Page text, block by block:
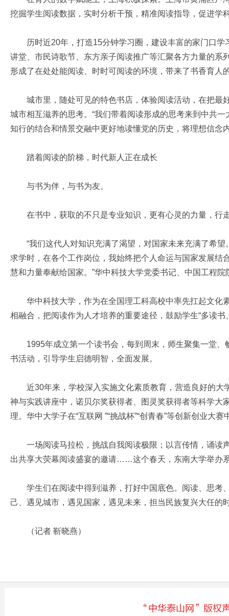
挖掘学生阅读数据，实时分析干预，精准阅读指导，促进学
历时近20年，打造15分钟学习圈，建设丰富的家门口学
讲堂、市民诗歌节、东方亲子阅读推广等汇聚各方力量的系
形成了在处处能阅读、时时可阅读的环境，带来了书香育人
城市里，随处可见的特色书店，体验阅读活动，在把最
城市相互滋养的思考。“我们带着阅读形成的思考来到中共
知行的结合和情景交融中更好地读懂党的历史，将理想信念
踏着阅读的阶梯，时代新人正在成长
与书为伴，与书为友。
在书中，获取的不只是专业知识，更有心灵的力量，行
“我们这代人对知识充满了渴望，对国家未来充满了希望
求学时，在各个工作岗位，我始终把个人命运与国家发展结
慧和力量奉献给国家。”华中科技大学党委书记、中国工程院
华中科技大学，作为在全国理工科高校中率先扛起文化
相融合，把阅读作为人才培养的重要途径，鼓励学生“多读书
1995年成立第一个读书会，每到周末，师生聚集一堂、
书活动，引导学生启德明智，全面发展。
近30年来，学校深入实施文化素质教育，营造良好的大
神与实践讲座中，诺贝尔奖获得者、图灵奖获得者等科学大
理。华中大学子在“互联网 ”“挑战杯”“创青春”等创新创业大赛
一场阅读马拉松，挑战自我阅读极限；以言传情，诵读声
出共享大荧幕阅读盛宴的邀请……这个春天，东南大学举办
学生们在阅读中得到滋养，打好中国底色。阅读、思考、
己、遇见城市，遇见国家，遇见未来，担当民族复兴大任的
（记者 靳晓燕）